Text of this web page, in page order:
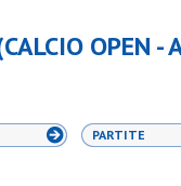
OPEN -
PARTITE